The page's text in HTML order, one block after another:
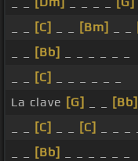
[C] [Bm]
[Bb]
[C]
La clave [G] [Bb]
[C] [C]
[Bb]